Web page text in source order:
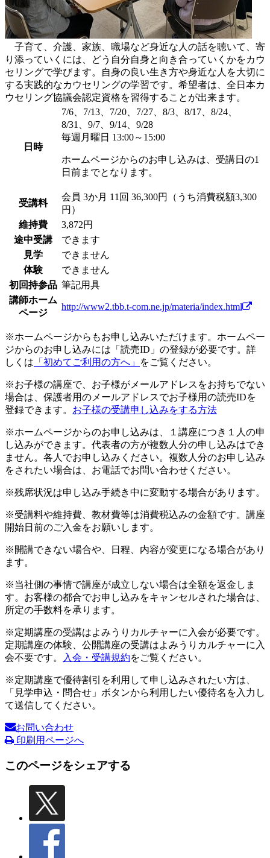
子育て、介護、家族、職場など身近な人の話を聴いて、寄
り添っていくには、どう自分自身と向き合っていくかをカウ
セリングで学びます。自身の良い生き方や身近な人を大切に
する実践的なカウセリングの学習です。希望者は、全日本カ
ウセリング協議会認定資格を習得することが出来ます。
日時
7/6、7/13、7/20、7/27、8/3、8/17、8/24、
8/31、9/7、9/14、9/28
毎週月曜日 13:00～15:00
ホームページからのお申し込みは、受講日の1
日前までとなります。
受講料
会員 3か月 11回 36,300円（うち消費税額3,300
円）
維持費
3,872円
途中受講
できます
見学
できません
体験
できません
初回持参品 筆記用具
講師ホーム
ページ
http://www2.tbb.t-com.ne.jp/materia/index.html
※ホームページからもお申し込みいただけます。ホームペー
ジからのお申し込みには「読売ID」の登録が必要です。詳
しくは 「初めてご利用の方へ」 をご覧ください。
※お子様の講座で、お子様がメールアドレスをお持ちでない
場合は、保護者用のメールアドレスでお子様用の読売IDを
登録できます。 お子様の受講申し込みをする方法
※ホームページからのお申し込みは、１講座につき１人の申
し込みができます。代表者の方が複数人分の申し込みはでき
ません。各人でお申し込みください。複数人分のお申し込み
をされたい場合は、お電話でお問い合わせください。
※残席状況は申し込み手続き中に変動する場合があります。
※受講料や維持費、教材費等は消費税込みの金額です。講座
開始日前のご入金をお願いします。
※開講できない場合や、日程、内容が変更になる場合があり
ます。
※当社側の事情で講座が成立しない場合は全額を返金しま
す。お客様の都合でお申し込みをキャンセルされた場合は、
所定の手数料を承ります。
※定期講座の受講はよみうりカルチャーに入会が必要です。
定期講座の体験、公開講座の受講はよみうりカルチャーに入
会不要です。
入会・受講規約をご覧ください。
※定期講座で優待割引を利用して申し込みされたい方は、
「見学申込・問合せ」ボタンから利用したい優待名を入力し
て送信してください。
お問い合わせ
印刷用ページへ
このページをシェアする